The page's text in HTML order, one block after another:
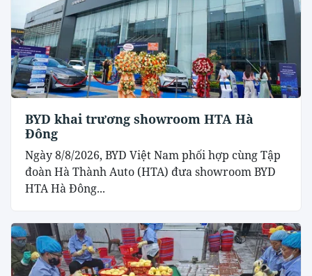
BYD khai trương showroom HTA Hà
Đông
Ngày 8/8/2026, BYD Việt Nam phối hợp cùng Tập
đoàn Hà Thành Auto (HTA) đưa showroom BYD
HTA Hà Đông...